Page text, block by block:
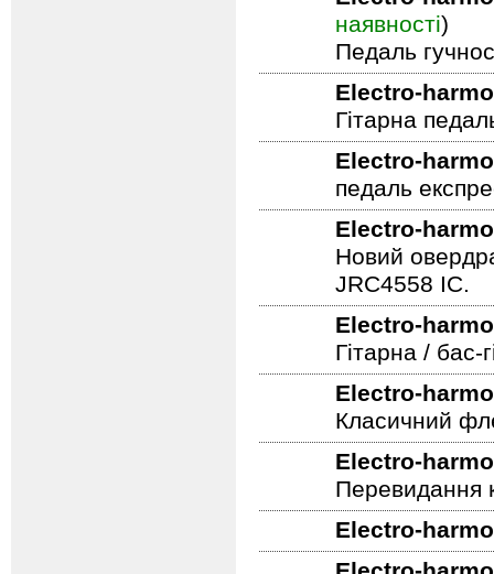
Electro-
наявності )
Педаль
Electro-
Гітарна
Electro-
педаль
Electro-
Новий
JRC4558 IC.
Electro-
Гітарна /
Electro-
Класичний
Electro-
Перевидання
Electro-